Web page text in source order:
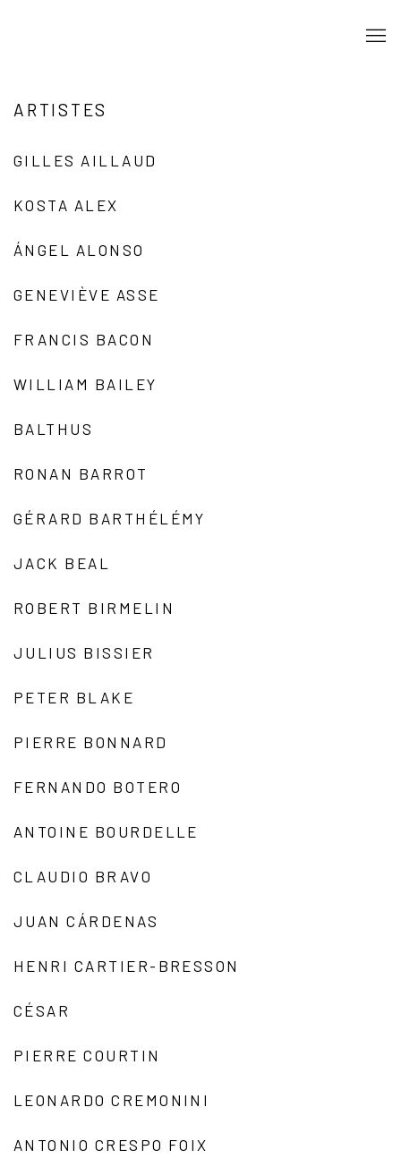
ARTISTES
GILLES AILLAUD
KOSTA ALEX
ÁNGEL ALONSO
GENEVIÈVE ASSE
FRANCIS BACON
WILLIAM BAILEY
BALTHUS
RONAN BARROT
GÉRARD BARTHÉLÉMY
JACK BEAL
ROBERT BIRMELIN
JULIUS BISSIER
PETER BLAKE
PIERRE BONNARD
FERNANDO BOTERO
ANTOINE BOURDELLE
CLAUDIO BRAVO
JUAN CÁRDENAS
HENRI CARTIER-BRESSON
CÉSAR
PIERRE COURTIN
LEONARDO CREMONINI
ANTONIO CRESPO FOIX